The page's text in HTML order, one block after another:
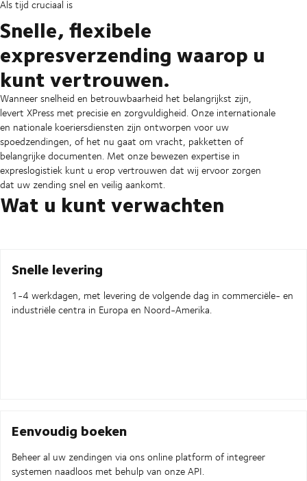
Als tijd cruciaal is
Snelle, flexibele
expresverzending waarop u
kunt vertrouwen.
Wanneer snelheid en betrouwbaarheid het belangrijkst zijn,
levert XPress met precisie en zorgvuldigheid. Onze internationale
en nationale koeriersdiensten zijn ontworpen voor uw
spoedzendingen, of het nu gaat om vracht, pakketten of
belangrijke documenten. Met onze bewezen expertise in
expreslogistiek kunt u erop vertrouwen dat wij ervoor zorgen
dat uw zending snel en veilig aankomt.
Wat u kunt verwachten
Snelle levering
1-4 werkdagen, met levering de volgende dag in commerciële- en
industriële centra in Europa en Noord-Amerika.
Eenvoudig boeken
Beheer al uw zendingen via ons online platform of integreer
systemen naadloos met behulp van onze API.